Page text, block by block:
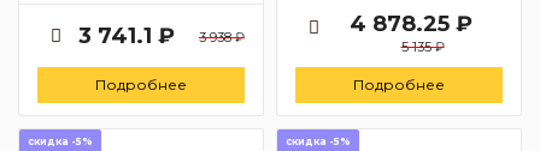
3 741.1 ₽ 3 938 ₽
Подробнее
4 878.25 ₽
5 135 ₽
Подробнее
скидка -5% скидка -5%